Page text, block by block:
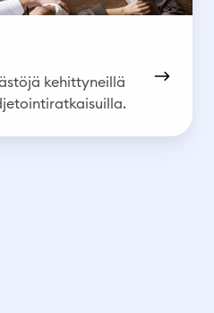
kehittyneillä